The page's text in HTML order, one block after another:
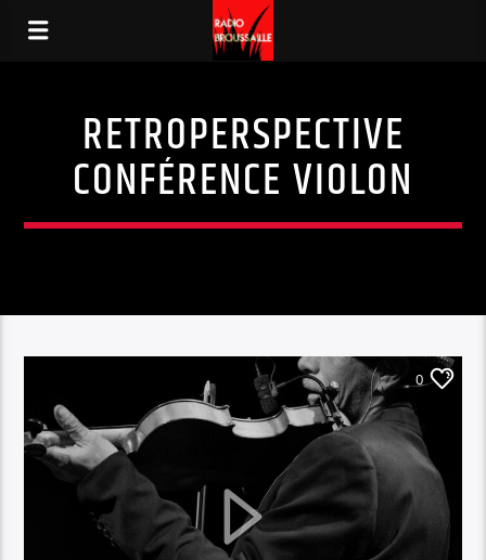
RETROPERSPECTIVE
CONFÉRENCE VIOLON
0